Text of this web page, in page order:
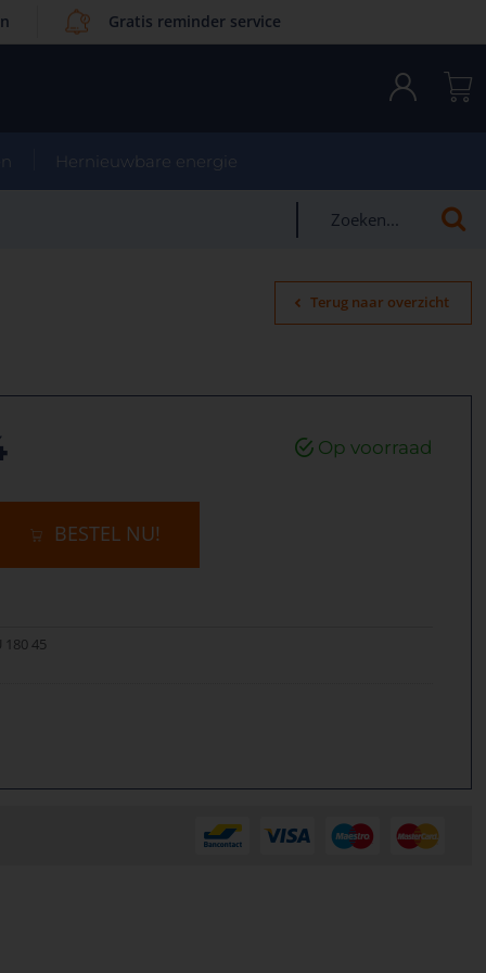
Gratis reminder service
Hernieuwbare energie
Terug naar overzicht
Op voorraad
BESTEL NU!
180 45